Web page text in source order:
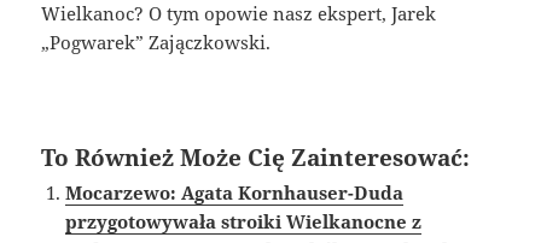
Wielkanoc? O tym opowie nasz ekspert, Jarek
„Pogwarek” Zajączkowski.
To Również Może Cię Zainteresować:
Mocarzewo: Agata Kornhauser-Duda
przygotowywała stroiki Wielkanocne z